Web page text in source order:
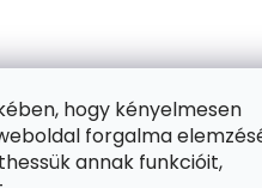
hogy kényelmesen
forgalma
annak funkcióit,
is gyorsan
Élvezd a